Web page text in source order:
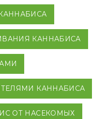
КАННАБИСА
КАННАБИСА
ОТ НАСЕКОМЫХ